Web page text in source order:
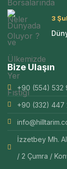
3
Bize Ulaşın
+90 (554) 532
+90 (332) 447
İzzetbey Mh.
/ 2 Çumra /